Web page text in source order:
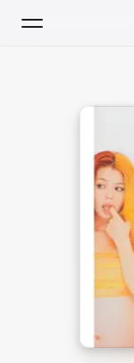
新着おすすめ